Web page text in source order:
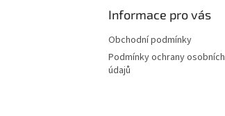
Informace pro vás
Obchodní podmínky
Podmínky ochrany osobních
údajů